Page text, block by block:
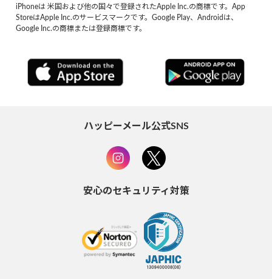
iPhoneは 米国および他の国々で登録されたApple Inc.の商標です。App
StoreはApple Inc.のサービスマークです。Google Play、Androidは、
Google Inc.の商標または登録商標です。
ハッピーメール公式SNS
安心のセキュリティ対策